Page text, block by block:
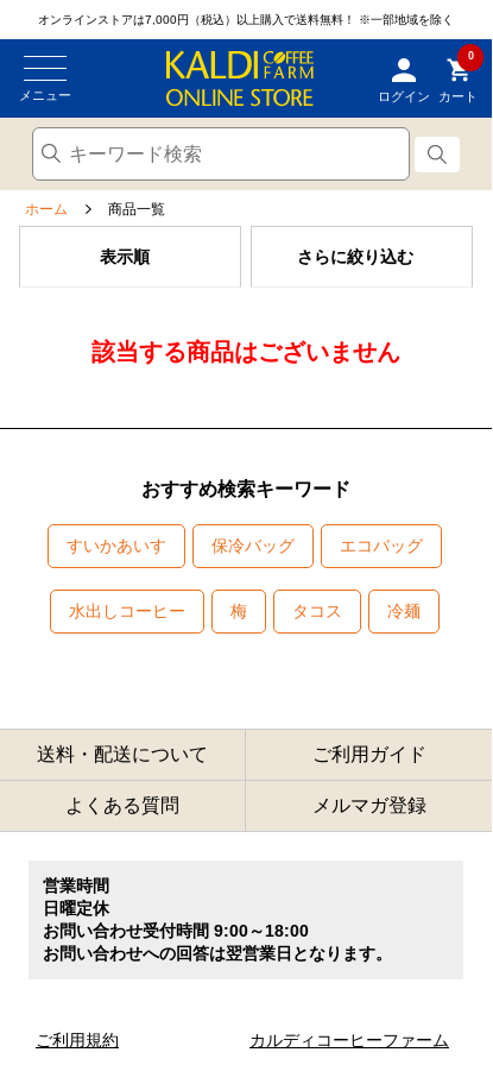
オンラインストアは7,000円（税込）以上購入で送料無料！ ※一部地域を除く
メニュー ログイン
0
カート
ホーム 商品一覧
表示順 さらに絞り込む
該当する商品はございません
おすすめ検索キーワード
すいかあいす 保冷バッグ エコバッグ
水出しコーヒー 梅 タコス 冷麺
送料・配送について ご利用ガイド
よくある質問 メルマガ登録
営業時間
日曜定休
お問い合わせ受付時間 9:00～18:00
お問い合わせへの回答は翌営業日となります。
ご利用規約 カルディコーヒーファーム